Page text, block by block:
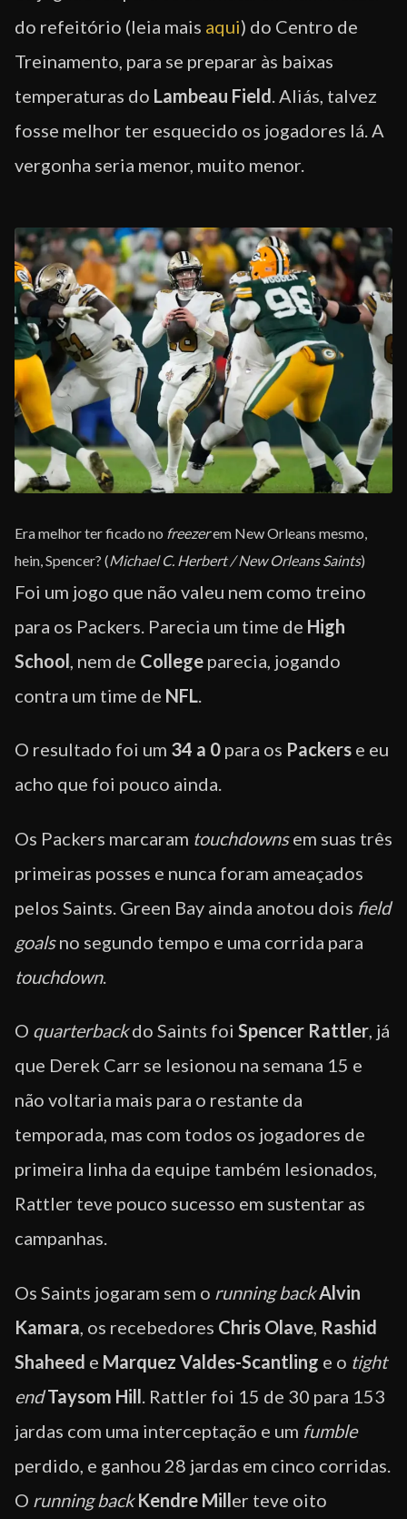
do refeitório (leia mais aqui) do Centro de
Treinamento, para se preparar às baixas
temperaturas do Lambeau Field. Aliás, talvez
fosse melhor ter esquecido os jogadores lá. A
vergonha seria menor, muito menor.
Era melhor ter ficado no freezerem New Orleans mesmo,
hein, Spencer? (Michael C. Herbert / New Orleans Saints)
Foi um jogo que não valeu nem como treino
para os Packers. Parecia um time de High
School , nem de College parecia, jogando
contra um time de NFL
O resultado foi um 34 a 0 para os Packers e eu
acho que foi pouco ainda.
Os Packers marcaram touchdownsem suas três
primeiras posses e nunca foram ameaçados
pelos Saints. Green Bay ainda anotou dois field
goalsno segundo tempo e uma corrida para
touchdown.
O quarterbackdo Saints foi Spencer Rattler, já
que Derek Carr se lesionou na semana 15 e
não voltaria mais para o restante da
temporada, mas com todos os jogadores de
primeira linha da equipe também lesionados,
Rattler teve pouco sucesso em sustentar as
campanhas.
Os Saints jogaram sem o running backAlvin
Kamara, os recebedores Chris Olave, Rashid
Shaheed e Marquez Valdes-Scantling e o tight
end Taysom Hill. Rattler foi 15 de 30 para 153
jardas com uma interceptação e um fumble
perdido, e ganhou 28 jardas em cinco corridas.
O running back Kendre Miller teve oito